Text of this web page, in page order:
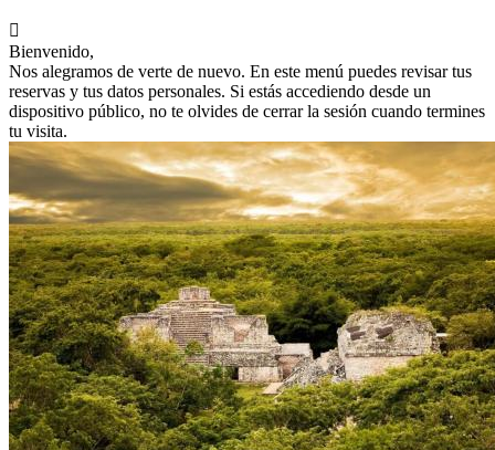

Bienvenido,
Nos alegramos de verte de nuevo. En este menú puedes revisar tus
reservas y tus datos personales. Si estás accediendo desde un
dispositivo público, no te olvides de cerrar la sesión cuando termines
tu visita.